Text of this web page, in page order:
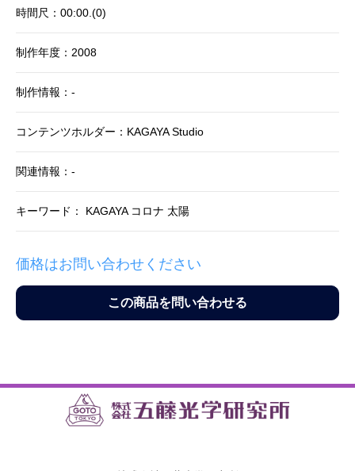
時間尺：00:00.(0)
制作年度：2008
制作情報：-
コンテンツホルダー：KAGAYA Studio
関連情報：-
キーワード： KAGAYA コロナ 太陽
価格はお問い合わせください
この商品を問い合わせる